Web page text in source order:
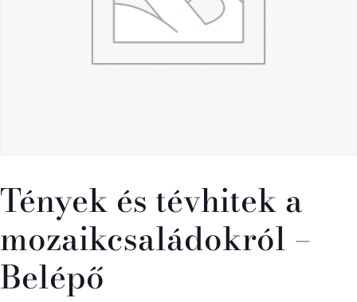
Tények és tévhitek a
mozaikcsaládokról –
Belépő